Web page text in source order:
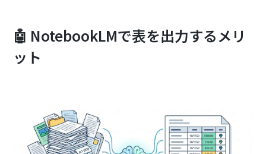
🤖 NotebookLMで表を出力するメリ
ット